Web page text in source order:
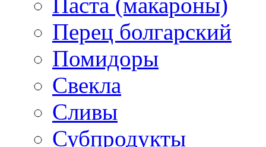
Перец болгарский
Помидоры
Свекла
Сливы
Субпродукты